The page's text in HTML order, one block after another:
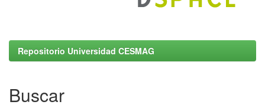
Repositorio Universidad CESMAG
Buscar